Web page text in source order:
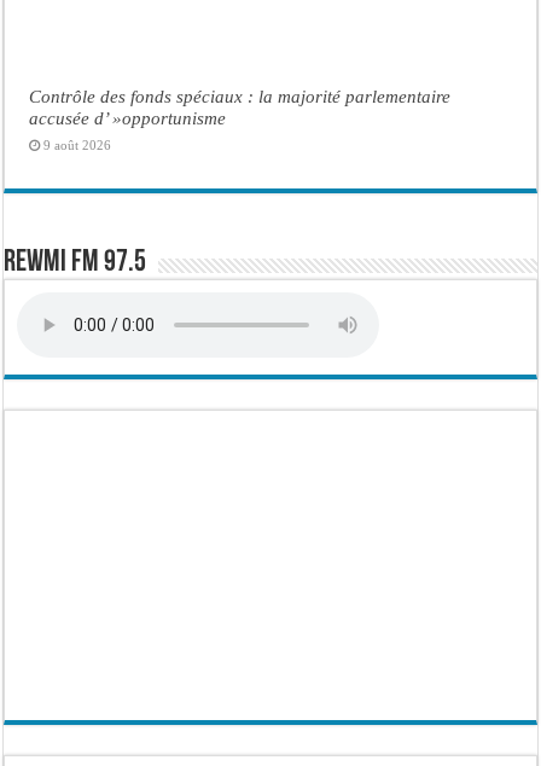
Contrôle des fonds spéciaux : la majorité parlementaire
accusée d’ »opportunisme
9 août 2026
Rewmi FM 97.5